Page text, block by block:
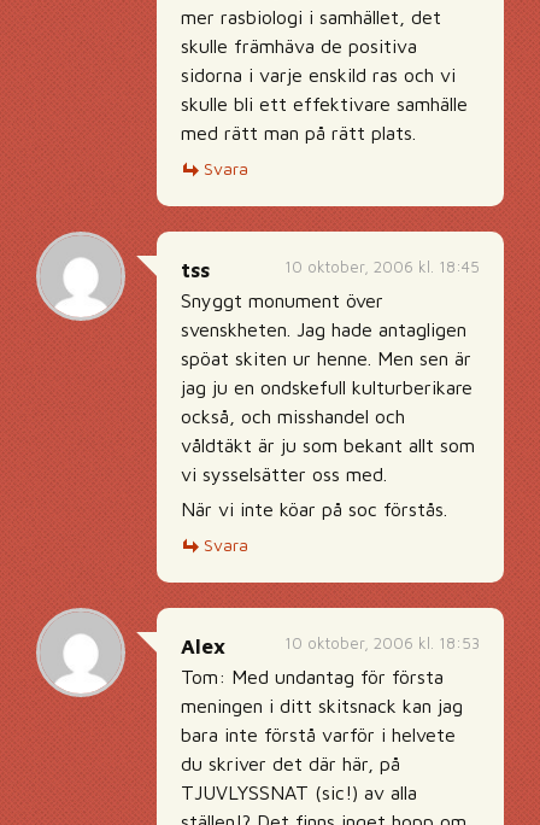
mer rasbiologi i samhället, det
skulle främhäva de positiva
sidorna i varje enskild ras och vi
skulle bli ett effektivare samhälle
med rätt man på rätt plats.
Svara
10 oktober, 2006 kl. 18:45
tss
Snyggt monument över
svenskheten. Jag hade antagligen
spöat skiten ur henne. Men sen är
jag ju en ondskefull kulturberikare
också, och misshandel och
våldtäkt är ju som bekant allt som
vi sysselsätter oss med.
När vi inte köar på soc förstås.
Svara
10 oktober, 2006 kl. 18:53
Alex
Tom: Med undantag för första
meningen i ditt skitsnack kan jag
bara inte förstå varför i helvete
du skriver det där här, på
TJUVLYSSNAT (sic!) av alla